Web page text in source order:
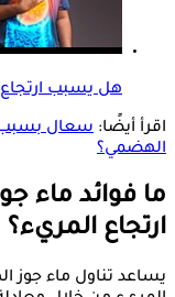
هل يسبب
اقرأ أيضًا: سعال بسبب
الهضمي؟
ما فوائد ماء
ارتجاع المريء؟
يساعد تناول ماء جوز